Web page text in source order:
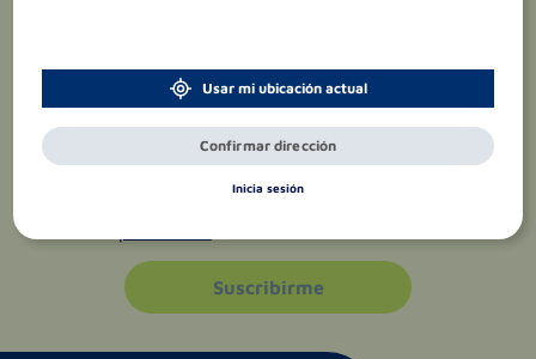
Suscribirme
Usar mi ubicación actual
Confirmar dirección
Inicia sesión